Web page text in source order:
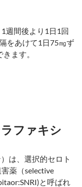
週間後より1日1回
をあけて1日75㎎ず
ます。
ファキシ
は、選択的セロト
薬（selective
と呼ばれ